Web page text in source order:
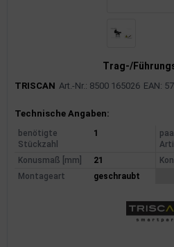
Trag-/
TRISCAN Art.-Nr.: 8500 165026 EAN:
Produktinformationen
Technische Angaben:
benötigte
Stückzahl
1
Konusmaß [mm] 21
Montageart
geschraubt